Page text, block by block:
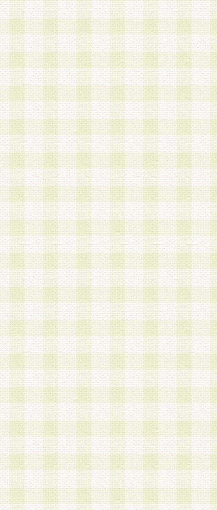
のとします。
第5条 会員の登録情報
1.当社は、会員の登録情報に含まれる氏名・住所
アドレス等会員個人を識別できる情報を当社が別
シーポリシー
」に基づき適切に取り扱うものとし
は、当該個人情報を以下の各号に定める目的に利
す。なお、これら事項以外の目的で個人情報を利
かじめ会員の同意を得たうえで利用するものとし
a.本サービスの実施または運営
b.本サービスに係る謝礼、景品、調査サンプル品
c.会員からの電話、メール等の問い合わせなどへ
d.その他これらに付随する業務
2.当社は、会員個人を識別することのできる情報
会員情報を本人の承諾なく第三者に開示すること
人を識別できる情報について第三者に開示または
社は事前に会員本人の同意を得るものとします。
3.前項の定めに拘わらず、当社は、以下の目的に
意を 得ることなく、会員個人を識別できる情報
づき選定した委託業者に対して当社の責任におい
できるものとします。な お、当社は、当該委託
契約を締結しこれを遵守させるとともに、本規約
の注意をもって当該情報を使用させるものとし ま
a.本サービスに係る謝礼、景品、調査サンプル品
b.会員からの電話、メール等の問い合わせなどへ
c.モバイルリサーチ、またはグループ形式による
実施もしくは運営
d.その他これらに付随する業務
4.会員は、住所、電話番号その他の登録情報につ
合は、速やかに当社所定の変更手続きを行うもの
5.当社は、必要と認めた場合、会員に対して、電
手段により登録情報の対象者が会員登録者本人で
の内容が正確であること、アンケートの回答内容
うことができるものとます。
6.会員は、会員登録後当社が定期的に行う登録情
して、当社指定の期間内に更新手続きを行うもの
該期間内に更新手続きを行わない場合、その時点
発行したポイントは失効されるものとします。